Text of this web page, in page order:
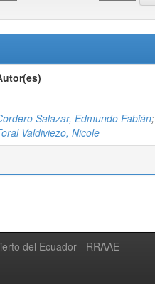
Salazar, Edmundo Fabián;
Valdiviezo, Nicole
del Ecuador - RRAAE